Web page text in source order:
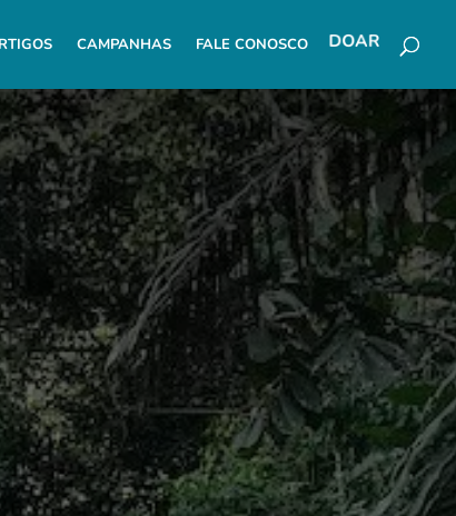
CAMPANHAS FALE CONOSCO DOAR